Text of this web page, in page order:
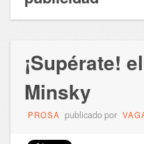
¡Supérate!
Minsky
PROSA publicado por